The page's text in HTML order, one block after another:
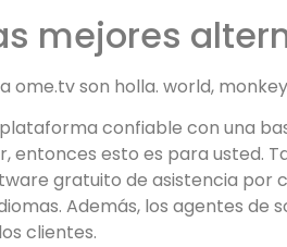
mejores
ome.tv son holla. world,
confiable con una
entonces esto es para usted.
gratuito de asistencia
Además, los agentes
clientes.